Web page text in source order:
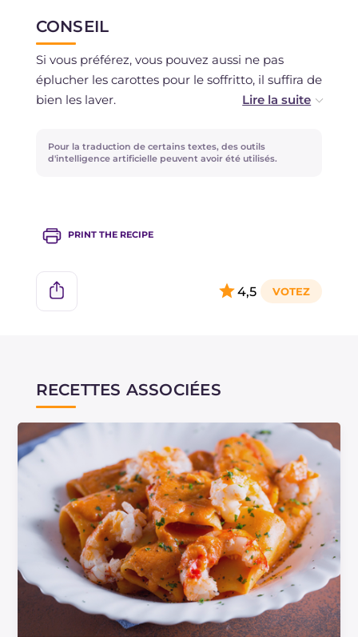
l'avoir toujours prêt.
CONSEIL
Si vous préférez, vous pouvez aussi ne pas
éplucher les carottes pour le soffritto, il suffira de
bien les laver.
Le fumet peut être fait avec une seule sorte de
crustacés, ou choisir des types différents de ceux
Le rapport entre les carapaces et l'eau est de 1:1.
litre d'eau, vous obtiendrez un goût intense à
point. Si vous préférez un fumet plus délicat,
Pour la traduction de certains textes, des outils
d'intelligence artificielle peuvent avoir été utilisés.
PRINT THE RECIPE
4,5
RECETTES ASSOCIÉES